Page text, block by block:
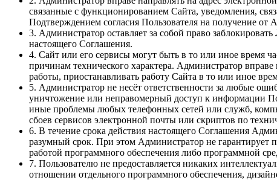
связанные с функционированием Сайта, уведомления,
Подтверждением согласия Пользователя на получение
3. Администратор оставляет за собой право
настоящего Соглашения.
4. Сайт или его сервисы могут быть в то или иное время
причинам технического характера. Администратор
работы, приостанавливать работу Сайта в то или иное
5. Администратор не несёт ответственности за любые
уничтожение или неправомерный доступ к информации
иные проблемы любых телефонных сетей или служб,
сбоев сервисов электронной почты или скриптов по
6. В течение срока действия настоящего Соглашения
разумный срок. При этом Администратор не гарантирует
работой программного обеспечения либо программной
7. Пользователю не предоставляется никаких
отношении отдельного программного обеспечения,